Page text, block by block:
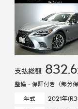
支払総額 832.6
整備・保証付き（部分
年式
2021年